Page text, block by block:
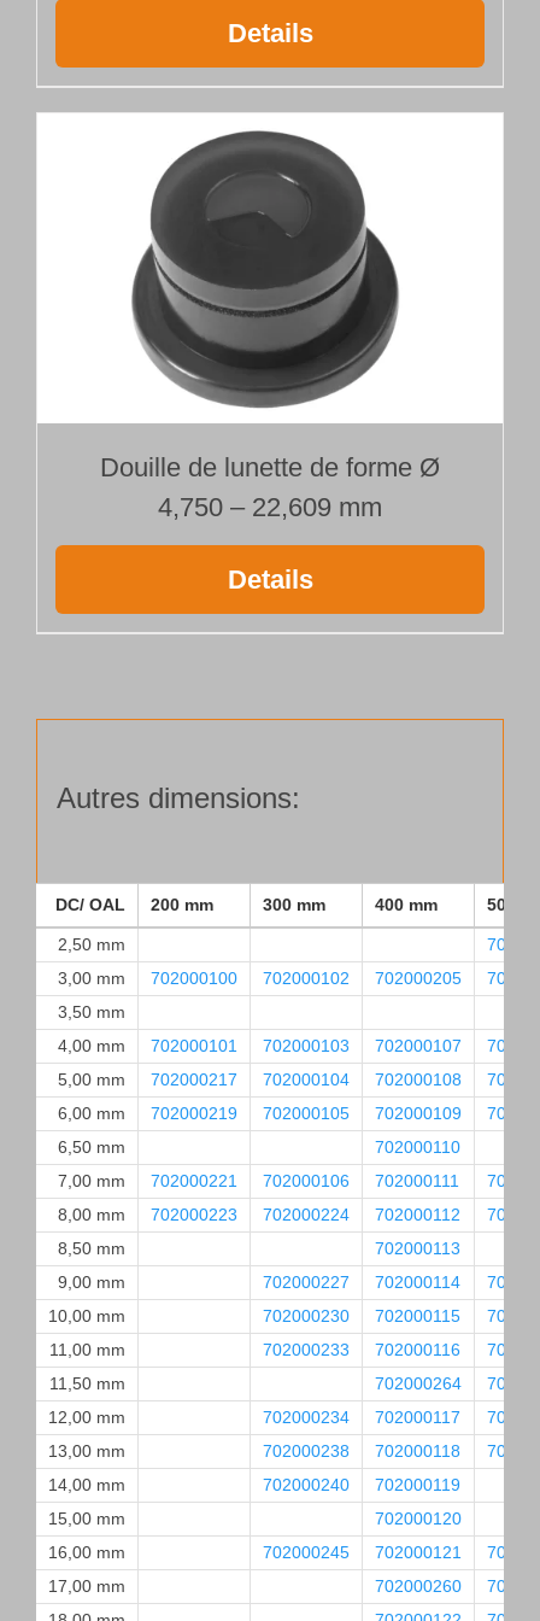
Details
Douille de lunette de forme Ø
4,750 – 22,609 mm
Details
Autres dimensions:
DC/ OAL 200 mm 300 mm 400 mm 500
2,50 mm
3,00 mm
702000100 702000102 702000205
3,50 mm
4,00 mm
702000101 702000103 702000107
5,00 mm
702000217 702000104 702000108
6,00 mm
702000219 702000105 702000109
6,50 mm
702000110
7,00 mm
702000221 702000106 702000111
8,00 mm
702000223 702000224 702000112
8,50 mm
702000113
9,00 mm
702000227 702000114
10,00 mm
702000230 702000115
11,00 mm
702000233 702000116
11,50 mm
702000264
12,00 mm
702000234 702000117
13,00 mm
702000238 702000118
14,00 mm
702000240
702000119
15,00 mm
702000120
16,00 mm
702000245 702000121
17,00 mm
702000260